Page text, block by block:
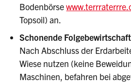
Bodenbörse
Topsoil) an.
Schonende
Nach Abschluss der
Wiese nutzen (keine
Maschinen, befahren bei